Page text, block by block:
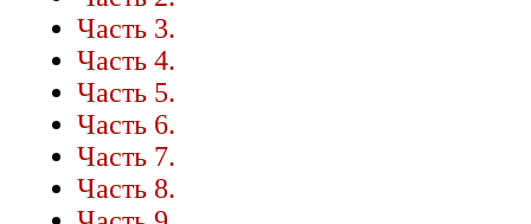
Часть 3.
Часть 4.
Часть 5.
Часть 6.
Часть 7.
Часть 8.